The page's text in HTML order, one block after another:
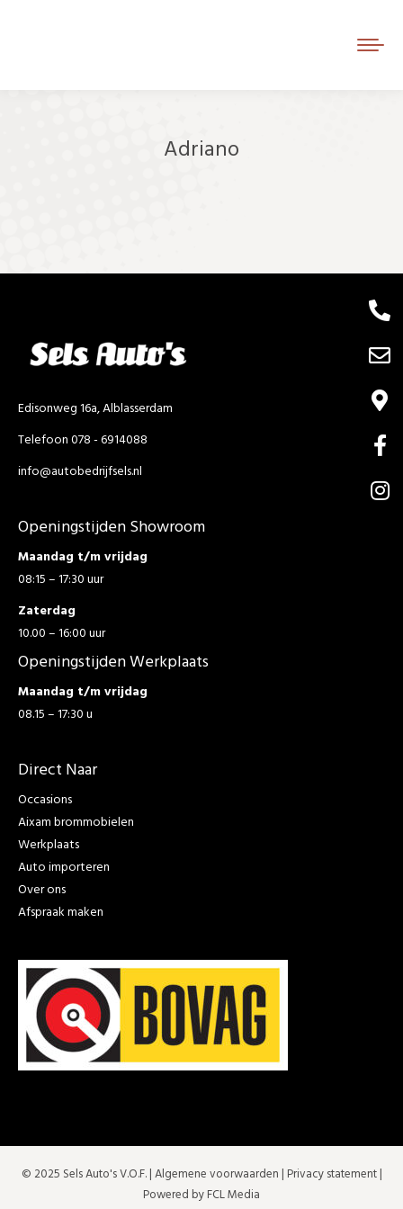
Adriano
Edisonweg 16a, Alblasserdam
Telefoon 078 - 6914088
info@autobedrijfsels.nl
Openingstijden Showroom
Maandag t/m vrijdag
08:15 – 17:30 uur
Zaterdag
10.00 – 16:00 uur
Openingstijden Werkplaats
Maandag t/m vrijdag
08.15 – 17:30 u
Direct Naar
Occasions
Aixam brommobielen
Werkplaats
Auto importeren
Over ons
Afspraak maken
© 2025 Sels Auto's V.O.F. |Algemene voorwaarden | Privacy statement|
Powered by FCL Media